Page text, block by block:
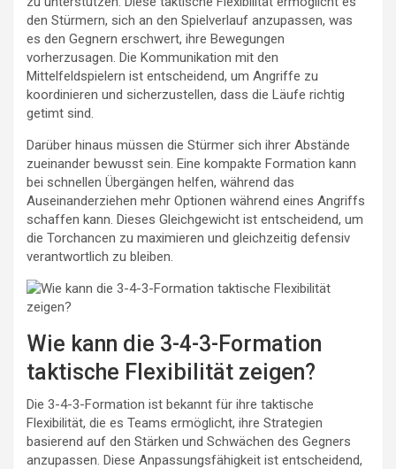
den Stürmern, sich an den Spielverlauf anzupassen, was
es den Gegnern erschwert, ihre Bewegungen
vorherzusagen. Die Kommunikation mit den
Mittelfeldspielern ist entscheidend, um Angriffe zu
koordinieren und sicherzustellen, dass die Läufe richtig
getimt sind.
Darüber hinaus müssen die Stürmer sich ihrer Abstände
zueinander bewusst sein. Eine kompakte Formation kann
bei schnellen Übergängen helfen, während das
Auseinanderziehen mehr Optionen während eines Angriffs
schaffen kann. Dieses Gleichgewicht ist entscheidend, um
die Torchancen zu maximieren und gleichzeitig defensiv
verantwortlich zu bleiben.
Wie kann die 3-4-3-Formation
taktische Flexibilität zeigen?
Die 3-4-3-Formation ist bekannt für ihre taktische
Flexibilität, die es Teams ermöglicht, ihre Strategien
basierend auf den Stärken und Schwächen des Gegners
anzupassen. Diese Anpassungsfähigkeit ist entscheidend,